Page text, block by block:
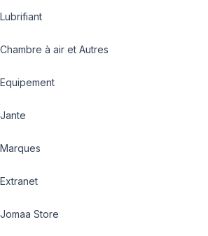
Lubrifiant
Chambre à air et Autres
Equipement
Jante
Marques
Extranet
Jomaa Store